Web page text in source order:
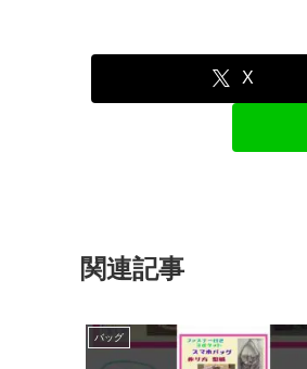
X
関連記事
バッグ